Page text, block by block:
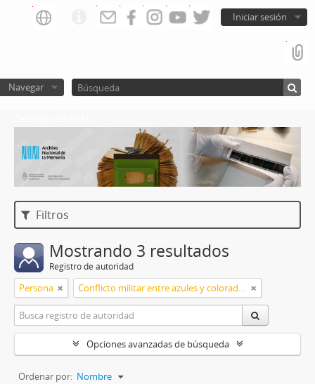
Iniciar sesión
Navegar
Filtros
Mostrando 3 resultados
Registro de autoridad
Persona Conflicto militar entre azules y colorados
Opciones avanzadas de búsqueda
Ordenar por: Nombre